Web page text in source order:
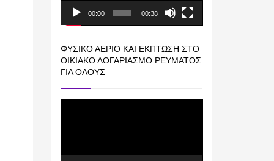
00:00 00:38
ΦΥΣΙΚΌ ΑΈΡΙΟ ΚΑΙ ΕΚΠΤΩΣΗ ΣΤΟ
ΟΙΚΙΑΚΌ ΛΟΓΑΡΙΑΣΜΌ ΡΕΎΜΑΤΟΣ
ΓΙΑ ΟΛΟΥΣ